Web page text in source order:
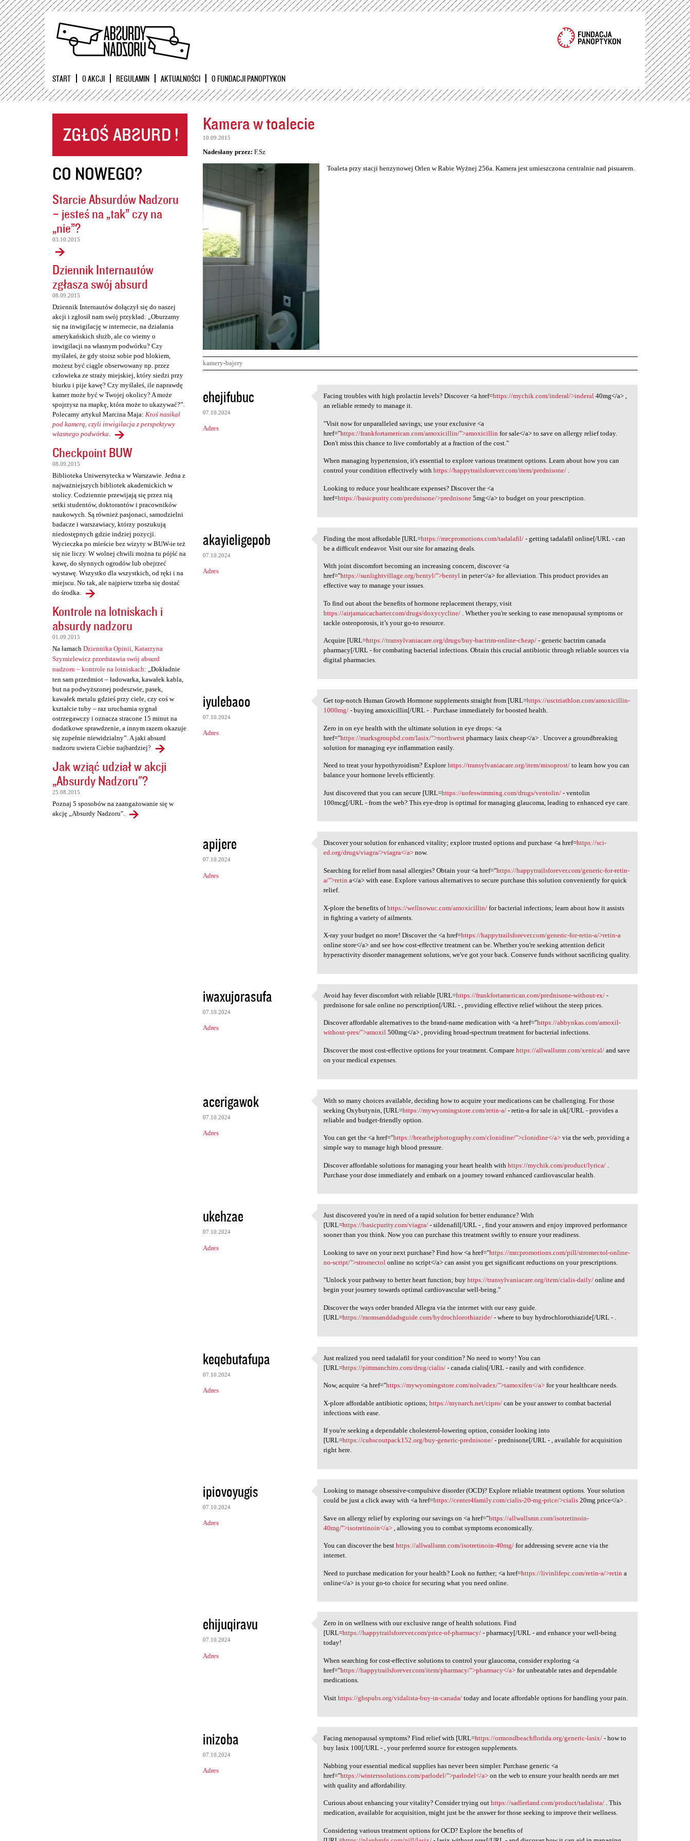
Przejdź
START O AKCJI REGULAMIN AKTUALNOŚCI O FUNDACJI PANOPTYKON
CO NOWEGO?
Starcie Absurdów Nadzoru
– jesteś na „tak” czy na
„nie”?
03.10.2015
Dziennik Internautów
zgłasza swój absurd
08.09.2015
Dziennik Internautów dołączył się do naszej
akcji i zgłosił nam swój przykład: „Oburzamy
się na inwigilację w internecie, na działania
amerykańskich służb, ale co wiemy o
inwigilacji na własnym podwórku? Czy
myślałeś, że gdy stoisz sobie pod blokiem,
możesz być ciągle obserwowany np. przez
człowieka ze straży miejskiej, który siedzi przy
biurku i pije kawę? Czy myślałeś, ile naprawdę
kamer może być w Twojej okolicy? A może
spojrzysz na mapkę, która może to ukazywać?”.
Polecamy artykuł Marcina Maja: Ktoś nasikał
pod kamerą, czyli inwigilacja z perspektywy
własnego podwórka.
Checkpoint BUW
08.09.2015
Biblioteka Uniwersytecka w Warszawie. Jedna z
najważniejszych bibliotek akademickich w
stolicy. Codziennie przewijają się przez nią
setki studentów, doktorantów i pracowników
naukowych. Są również pasjonaci, samodzielni
badacze i warszawiacy, którzy poszukują
niedostępnych gdzie indziej pozycji.
Wycieczka po mieście bez wizyty w BUW-ie też
się nie liczy. W wolnej chwili można tu pójść na
kawę, do słynnych ogrodów lub obejrzeć
wystawę. Wszystko dla wszystkich, od ręki i na
miejscu. No tak, ale najpierw trzeba się dostać
do środka.
Kontrole na lotniskach i
absurdy nadzoru
01.09.2015
Na łamach Dziennika Opinii, Katarzyna
Szymielewicz przedstawia swój absurd
nadzoru – kontrole na lotniskach: „Dokładnie
ten sam przedmiot – ładowarka, kawałek kabla,
but na podwyższonej podeszwie, pasek,
kawałek metalu gdzieś przy ciele, czy coś w
kształcie tuby – raz uruchamia sygnał
ostrzegawczy i oznacza stracone 15 minut na
dodatkowe sprawdzenie, a innym razem okazuje
się zupełnie niewidzialny”. A jaki absurd
nadzoru uwiera Ciebie najbardziej?
Jak wziąć udział w akcji
„Absurdy Nadzoru"?
25.08.2015
Poznaj 5 sposobów na zaangażowanie się w
akcję „Absurdy Nadzoru".
Kamera w toalecie
10.09.2015
Nadesłany przez: F.Sz
Toaleta przy stacji benzynowej Orlen w Rabie Wyżnej 256a. Kamera jest umieszczona centralnie nad pisuarem.
kamery-bajery
K
o
m
e
ehejifubuc
07.10.2024
Adres
Facing troubles with high
Facing troubles with high prolactin levels? Discover <a href=https://mychik.com/inderal/>inderal 40mg</a> ,
an reliable remedy to manage it.
"Visit now for unparalleled savings; use your exclusive <a
href="https://frankfortamerican.com/amoxicillin/">amoxicillin for sale</a> to save on allergy relief today.
Don't miss this chance to live comfortably at a fraction of the cost."
When managing hypertension, it's essential to explore various treatment options. Learn about how you can
control your condition effectively withhttps://happytrailsforever.com/item/prednisone/ .
Looking to reduce your healthcare expenses? Discover the <a
href=https://basicpurity.com/prednisone/>prednisone 5mg</a> to budget on your prescription.
akayieligepob
07.10.2024
Adres
Finding the most affordable
Finding the most affordable [URL=https://mrcpromotions.com/tadalafil/ - getting tadalafil online[/URL - can
be a difficult endeavor. Visit our site for amazing deals.
With joint discomfort becoming an increasing concern, discover <a
href="https://sunlightvillage.org/bentyl/">bentyl in peter</a> for alleviation. This product provides an
effective way to manage your issues.
To find out about the benefits of hormone replacement therapy, visit
https://airjamaicacharter.com/drugs/doxycycline/ . Whether you're seeking to ease menopausal symptoms or
tackle osteoporosis, it’s your go-to resource.
Acquire [URL=https://transylvaniacare.org/drugs/buy-bactrim-online-cheap/ - generic bactrim canada
pharmacy[/URL - for combating bacterial infections. Obtain this crucial antibiotic through reliable sources via
digital pharmacies.
iyulebaoo
07.10.2024
Adres
Get top-notch Human Growth
Get top-notch Human Growth Hormone supplements straight from [URL=https://usctriathlon.com/amoxicillin-
1000mg/ - buying amoxicillin[/URL - . Purchase immediately for boosted health.
Zero in on eye health with the ultimate solution in eye drops: <a
href="https://marksgroupbd.com/lasix/">northwest pharmacy lasix cheap</a> . Uncover a groundbreaking
solution for managing eye inflammation easily.
Need to treat your hypothyroidism? Explorehttps://transylvaniacare.org/item/misoprost/ to learn how you can
balance your hormone levels efficiently.
Just discovered that you can secure [URL=https://uofeswimming.com/drugs/ventolin/ - ventolin
100mcg[/URL - from the web? This eye-drop is optimal for managing glaucoma, leading to enhanced eye care.
apijere
07.10.2024
Adres
Discover your solution for
Discover your solution for enhanced vitality; explore trusted options and purchase <a href=https://sci-
ed.org/drugs/viagra/>viagra</a> now.
Searching for relief from nasal allergies? Obtain your <a href="https://happytrailsforever.com/generic-for-retin-
a/">retin a</a> with ease. Explore various alternatives to secure purchase this solution conveniently for quick
relief.
X-plore the benefits ofhttps://wellnowuc.com/amoxicillin/ for bacterial infections; learn about how it assists
in fighting a variety of ailments.
X-ray your budget no more! Discover the <a href=https://happytrailsforever.com/generic-for-retin-a/>retin-a
online store</a> and see how cost-effective treatment can be. Whether you're seeking attention deficit
hyperactivity disorder management solutions, we've got your back. Conserve funds without sacrificing quality.
iwaxujorasufa
07.10.2024
Adres
Avoid hay fever discomfort
Avoid hay fever discomfort with reliable [URL=https://frankfortamerican.com/prednisone-without-rx/ -
prednisone for sale online no perscription[/URL - , providing effective relief without the steep prices.
Discover affordable alternatives to the brand-name medication with <a href="https://abbynkas.com/amoxil-
without-pres/">amoxil 500mg</a> , providing broad-spectrum treatment for bacterial infections.
Discover the most cost-effective options for your treatment. Comparehttps://allwallsmn.com/xenical/ and save
on your medical expenses.
acerigawok
07.10.2024
Adres
With so many choices
With so many choices available, deciding how to acquire your medications can be challenging. For those
seeking Oxybutynin, [URL=https://mywyomingstore.com/retin-a/ - retin-a for sale in uk[/URL - provides a
reliable and budget-friendly option.
You can get the <a href="https://breathejphotography.com/clonidine/">clonidine</a> via the web, providing a
simple way to manage high blood pressure.
Discover affordable solutions for managing your heart health withhttps://mychik.com/product/lyrica/
Purchase your dose immediately and embark on a journey toward enhanced cardiovascular health.
ukehzae
07.10.2024
Adres
Just discovered you're in
Just discovered you're in need of a rapid solution for better endurance? With
[URL=https://basicpurity.com/viagra/ - sildenafil[/URL - , find your answers and enjoy improved performance
sooner than you think. Now you can purchase this treatment swiftly to ensure your readiness.
Looking to save on your next purchase? Find how <a href="https://mrcpromotions.com/pill/stromectol-online-
no-script/">stromectol online no script</a> can assist you get significant reductions on your prescriptions.
"Unlock your pathway to better heart function; buyhttps://transylvaniacare.org/item/cialis-daily/ online and
begin your journey towards optimal cardiovascular well-being."
Discover the ways order branded Allegra via the internet with our easy guide.
[URL=https://momsanddadsguide.com/hydrochlorothiazide/ - where to buy hydrochlorothiazide[/URL - .
keqebutafupa
07.10.2024
Adres
Just realized you need
Just realized you need tadalafil for your condition? No need to worry! You can
[URL=https://pittmanchiro.com/drug/cialis/ - canada cialis[/URL - easily and with confidence.
Now, acquire <a href="https://mywyomingstore.com/nolvadex/">tamoxifen</a> for your healthcare needs.
X-plore affordable antibiotic options;https://mynarch.net/cipro/ can be your answer to combat bacterial
infections with ease.
If you're seeking a dependable cholesterol-lowering option, consider looking into
[URL=https://cubscoutpack152.org/buy-generic-prednisone/ - prednisone[/URL - , available for acquisition
right here.
ipiovoyugis
07.10.2024
Adres
Looking to manage obsessive
Looking to manage obsessive-compulsive disorder (OCD)? Explore reliable treatment options. Your solution
could be just a click away with <a href=https://center4family.com/cialis-20-mg-price/>cialis 20mg price</a> .
Save on allergy relief by exploring our savings on <a href="https://allwallsmn.com/isotretinoin-
40mg/">isotretinoin</a> , allowing you to combat symptoms economically.
You can discover the besthttps://allwallsmn.com/isotretinoin-40mg/ for addressing severe acne via the
internet.
Need to purchase medication for your health? Look no further; <a href=https://livinlifepc.com/retin-a/>retin a
online</a> is your go-to choice for securing what you need online.
ehijuqiravu
07.10.2024
Adres
Zero in on wellness with our
Zero in on wellness with our exclusive range of health solutions. Find
[URL=https://happytrailsforever.com/price-of-pharmacy/ - pharmacy[/URL - and enhance your well-being
today!
When searching for cost-effective solutions to control your glaucoma, consider exploring <a
href="https://happytrailsforever.com/item/pharmacy/">pharmacy</a> for unbeatable rates and dependable
medications.
Visithttps://ghspubs.org/vidalista-buy-in-canada/ today and locate affordable options for handling your pain.
inizoba
07.10.2024
Adres
Facing menopausal symptoms?
Facing menopausal symptoms? Find relief with [URL=https://ormondbeachflorida.org/generic-lasix/ - how to
buy lasix 100[/URL - , your preferred source for estrogen supplements.
Nabbing your essential medical supplies has never been simpler. Purchase generic <a
href="https://winterssolutions.com/parlodel/">parlodel</a> on the web to ensure your health needs are met
with quality and affordability.
Curious about enhancing your vitality? Consider trying outhttps://sadlerland.com/product/tadalista/ . This
medication, available for acquisition, might just be the answer for those seeking to improve their wellness.
Considering various treatment options for OCD? Explore the benefits of